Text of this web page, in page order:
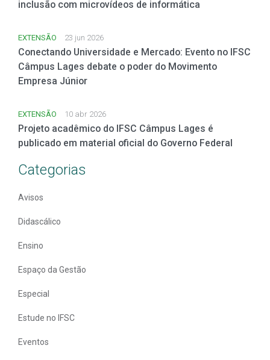
inclusão com microvídeos de informática
EXTENSÃO 23 jun 2026
Conectando Universidade e Mercado: Evento no IFSC
Câmpus Lages debate o poder do Movimento
Empresa Júnior
EXTENSÃO 10 abr 2026
Projeto acadêmico do IFSC Câmpus Lages é
publicado em material oficial do Governo Federal
Categorias
Avisos
Didascálico
Ensino
Espaço da Gestão
Especial
Estude no IFSC
Eventos